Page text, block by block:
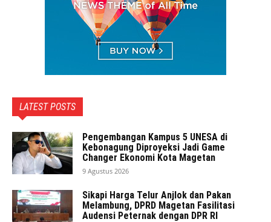
LATEST POSTS
Pengembangan Kampus 5 UNESA di
Kebonagung Diproyeksi Jadi Game
Changer Ekonomi Kota Magetan
9 Agustus 2026
Sikapi Harga Telur Anjlok dan Pakan
Melambung, DPRD Magetan Fasilitasi
Audensi Peternak dengan DPR RI